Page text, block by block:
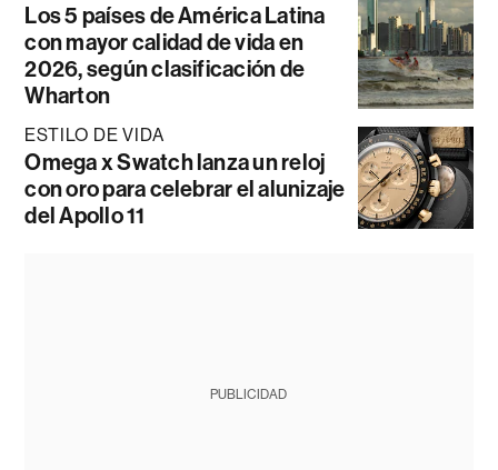
Los 5 países de América Latina
con mayor calidad de vida en
2026, según clasificación de
Wharton
ESTILO DE VIDA
Omega x Swatch lanza un reloj
con oro para celebrar el alunizaje
del Apollo 11
PUBLICIDAD